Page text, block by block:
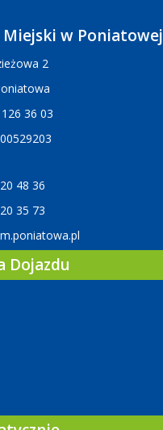
Miejski w Poniatowej
2
36 03
48 36
35 73
Dojazdu